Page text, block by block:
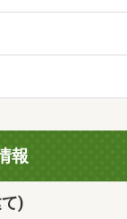
報
)